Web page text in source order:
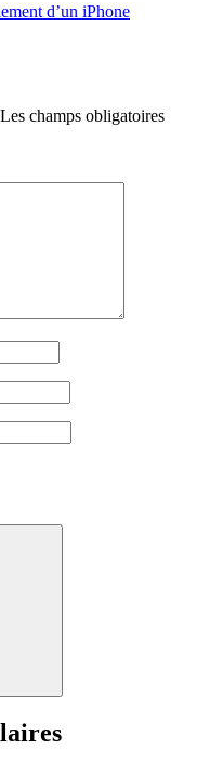
d’un iPhone
Les champs obligatoires